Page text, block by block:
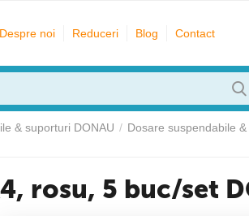
Despre noi Reduceri Blog Contact
& suporturi DONAU / Dosare suspendabile
rosu, 5 buc/set